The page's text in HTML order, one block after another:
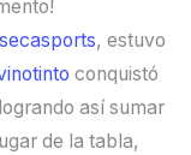
, estuvo
conquistó
así sumar
de la tabla,